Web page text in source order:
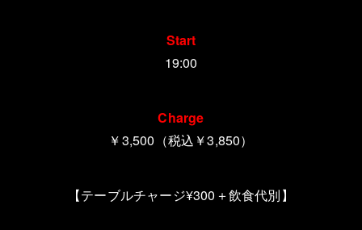
Start
19:00
Charge
￥3,500（税込￥3,850）
【テーブルチャージ¥300＋飲食代別】